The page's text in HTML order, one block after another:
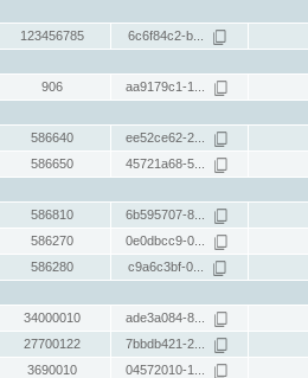
123456785 6c6f84c2-b...
906 aa9179c1-1...
586640 ee52ce62-2...
586650 45721a68-5...
586810 6b595707-8...
586270 0e0dbcc9-0...
586280 c9a6c3bf-0...
34000010 ade3a084-8...
27700122 7bbdb421-2...
3690010 04572010-1...